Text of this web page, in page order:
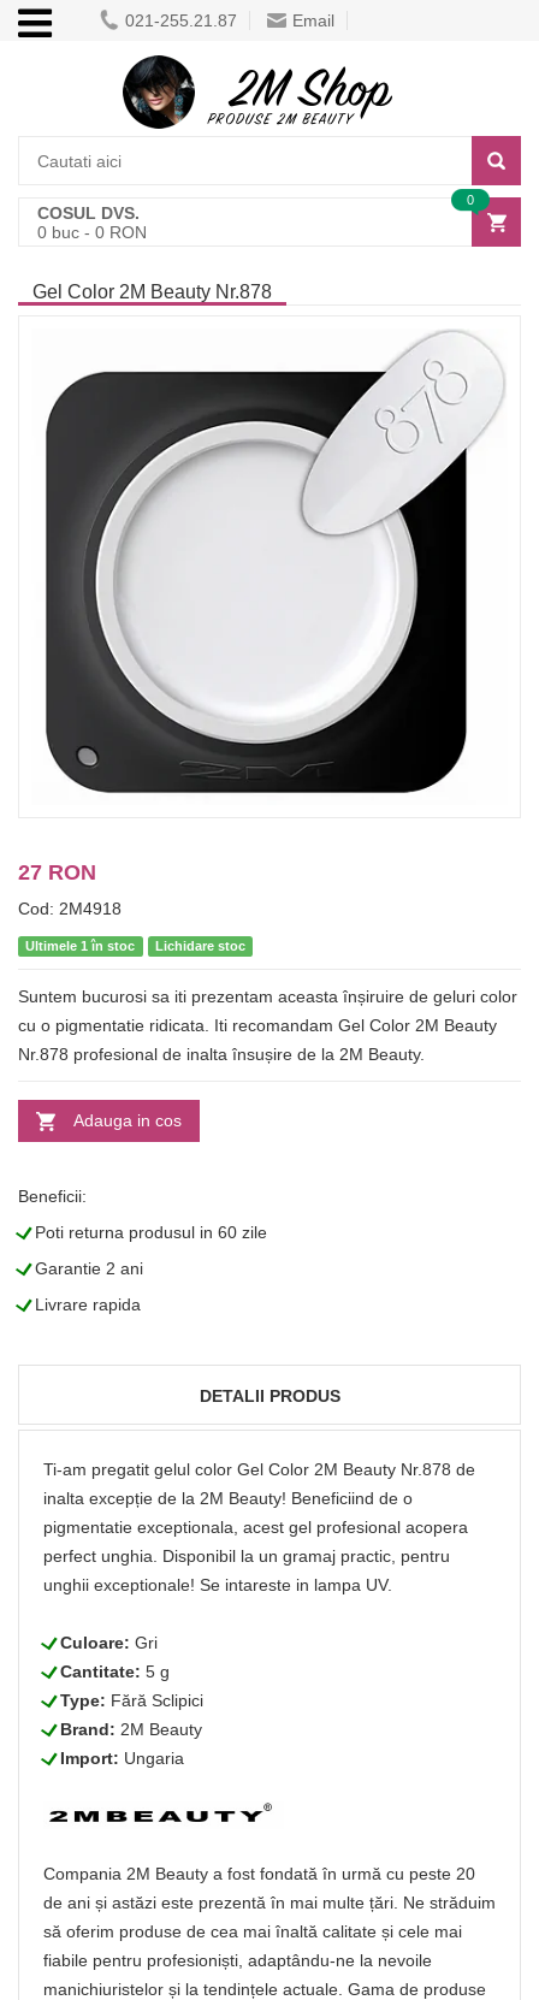
021-255.21.87 Email
COSUL DVS.
0 buc - 0 RON
0
Gel Color 2M Beauty Nr.878
27 RON
Cod: 2M4918
Ultimele 1 în stoc Lichidare stoc
Suntem bucurosi sa iti prezentam aceasta înșiruire de geluri color
cu o pigmentatie ridicata. Iti recomandam Gel Color 2M Beauty
Nr.878 profesional de inalta însușire de la 2M Beauty.
Adauga in cos
Beneficii:
LPoti returna produsul in 60 zile
LGarantie 2 ani
LLivrare rapida
DETALII PRODUS
Ti-am pregatit gelul color Gel Color 2M Beauty Nr.878 de
inalta excepție de la 2M Beauty! Beneficiind de o
pigmentatie exceptionala, acest gel profesional acopera
perfect unghia. Disponibil la un gramaj practic, pentru
unghii exceptionale! Se intareste in lampa UV.
LCuloare: Gri
LCantitate: 5 g
LType: Fără Sclipici
LBrand: 2M Beauty
LImport: Ungaria
Compania 2M Beauty a fost fondată în urmă cu peste 20
de ani și astăzi este prezentă în mai multe țări. Ne străduim
să oferim produse de cea mai înaltă calitate și cele mai
fiabile pentru profesioniști, adaptându-ne la nevoile
manichiuristelor și la tendințele actuale. Gama de produse